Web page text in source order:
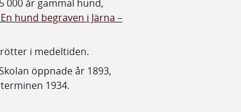
000 år gammal hund,
hund begraven i Järna –
i medeltiden.
öppnade år 1893,
1934.